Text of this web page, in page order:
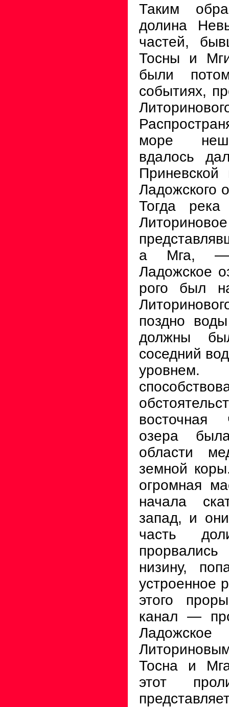
Таким
до­лина
частей,
Тосны и
были
событиях,
море
вдалось
Ладожского
Тогда
а Мга, —
Ладожское
рого был
поздно
должны
соседний
уровнем.
восточная
озера
области
земной
огромная
начала
запад, и
часть
низину,
устроенное
этого
канал —
Тосна и
этот